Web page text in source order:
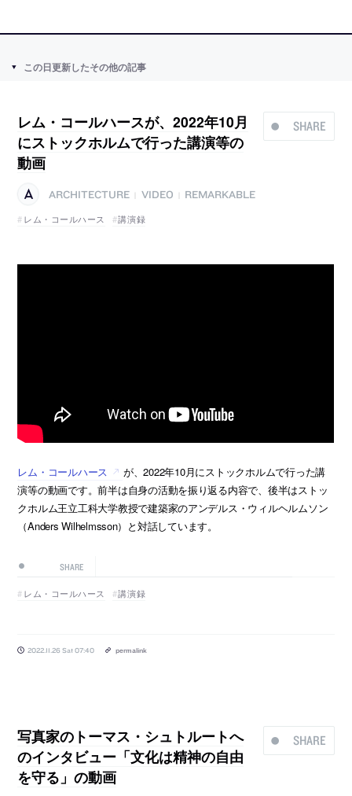
この日更新したその他の記事
SHARE
レム・コールハースが、2022年10月
にストックホルムで行った講演等の
動画
ARCHITECTURE VIDEO
REMARKABLE
レム・コールハース
講演録
レム・コールハース
が、2022年10月にストックホルムで行った講
演等の動画です。前半は自身の活動を振り返る内容で、後半はストッ
クホルム王立工科大学教授で建築家のアンデルス・ウィルヘルムソン
（Anders Wilhelmsson）と対話しています。
SHARE
レム・コールハース 講演録
2022.11.26 Sat 07:40 permalink
SHARE
写真家のトーマス・シュトルートへ
のインタビュー「文化は精神の自由
を守る」の動画